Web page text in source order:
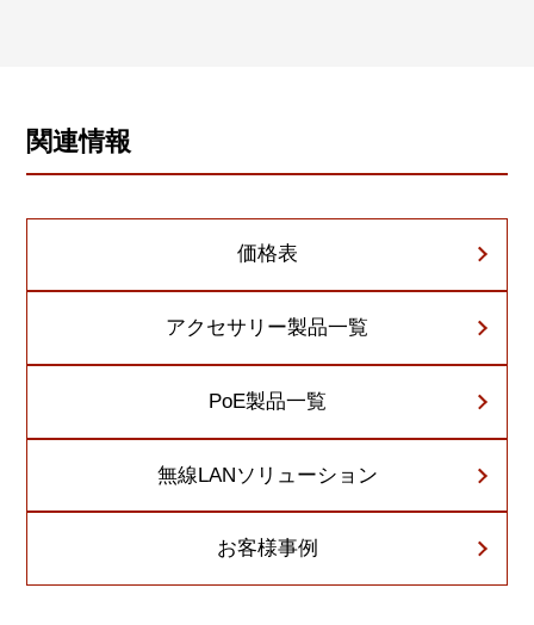
関連情報
価格表
アクセサリー製品一覧
PoE製品一覧
無線LANソリューション
お客様事例